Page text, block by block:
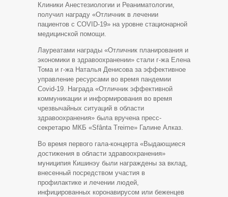
Клиники Анестезиологии и Реаниматологии,
получил награду «Отличник в лечении
пациентов с COVID-19» на уровне стационарной
медицинской помощи.
Лауреатами награды «Отличник планирования и
экономики в здравоохранении» стали г-жа Елена
Тома и г-жа Наталья Денисова за эффективное
управление ресурсами во время пандемии
Covid-19. Награда «Отличник эффективной
коммуникации и информирования во время
чрезвычайных ситуаций в области
здравоохранения» была вручена пресс-
секретарю МКБ «Sfânta Treime» Галине Алказ.
Во время первого гала-концерта «Выдающиеся
достижения в области здравоохранения»
муниципия Кишинэу были награждены за вклад,
внесенный посредством участия в
профилактике и лечении людей,
инфицированных коронавирусом или беженцев